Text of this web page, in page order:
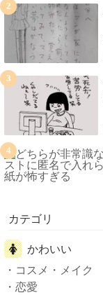
2
3
4
カテゴリ
かわいい
コスメ・メイク
恋愛